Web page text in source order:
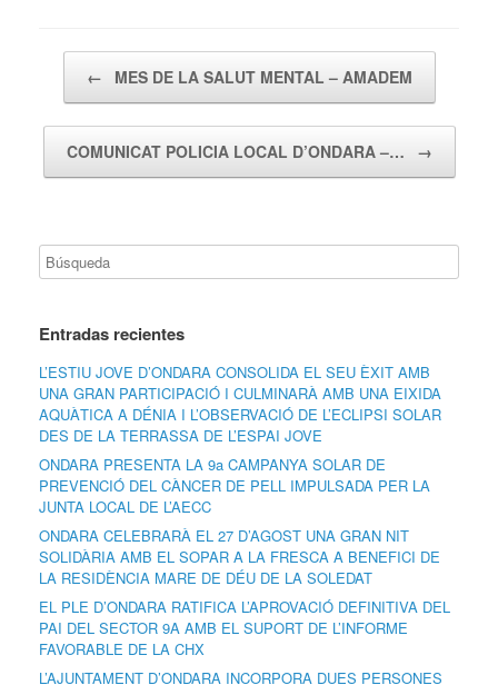
← MES DE LA SALUT MENTAL – AMADEM
COMUNICAT POLICIA LOCAL D’ONDARA –… →
Entradas recientes
L’ESTIU JOVE D’ONDARA CONSOLIDA EL SEU ÈXIT AMB
UNA GRAN PARTICIPACIÓ I CULMINARÀ AMB UNA EIXIDA
AQUÀTICA A DÉNIA I L’OBSERVACIÓ DE L’ECLIPSI SOLAR
DES DE LA TERRASSA DE L’ESPAI JOVE
ONDARA PRESENTA LA 9a CAMPANYA SOLAR DE
PREVENCIÓ DEL CÀNCER DE PELL IMPULSADA PER LA
JUNTA LOCAL DE L’AECC
ONDARA CELEBRARÀ EL 27 D’AGOST UNA GRAN NIT
SOLIDÀRIA AMB EL SOPAR A LA FRESCA A BENEFICI DE
LA RESIDÈNCIA MARE DE DÉU DE LA SOLEDAT
EL PLE D’ONDARA RATIFICA L’APROVACIÓ DEFINITIVA DEL
PAI DEL SECTOR 9A AMB EL SUPORT DE L’INFORME
FAVORABLE DE LA CHX
L’AJUNTAMENT D’ONDARA INCORPORA DUES PERSONES